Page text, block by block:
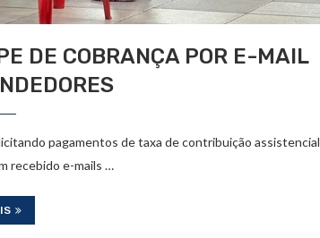
DE COBRANÇA POR E-MAIL
pagamentos de taxa de contribuição assistencial
recebido e-mails …